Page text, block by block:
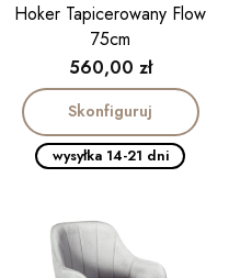
Hoker Tapicerowany Flow
75cm
Cena
560,00 zł
Skonfiguruj
wysyłka 14-21 dni